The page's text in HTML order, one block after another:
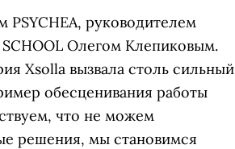
руководителем
Олегом Клепиковым.
Xsolla вызвала столь сильный
обесценивания работы
что не можем
решения, мы становимся